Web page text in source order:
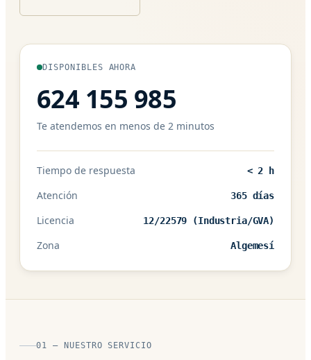
DISPONIBLES AHORA
624 155 985
Te atendemos en menos de 2 minutos
Tiempo de respuesta < 2 h
Atención 365 días
Licencia 12/22579 (Industria/GVA)
Zona Algemesí
01 — NUESTRO SERVICIO